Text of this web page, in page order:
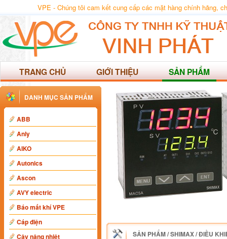
VPE - Chúng tôi cam kết cung cấp các mặt hàng chính hãng,
TRANG CHỦ GIỚI THIỆU SẢN PHẨM
DANH MỤC SẢN PHẨM
ABB
Anly
AIKO
Autonics
Ascon
AVY electric
Báo mất khí VPE
Cáp điện
Cây nâng nhiệt
SẢN PHẨM/SHIMAX/ĐIỀU